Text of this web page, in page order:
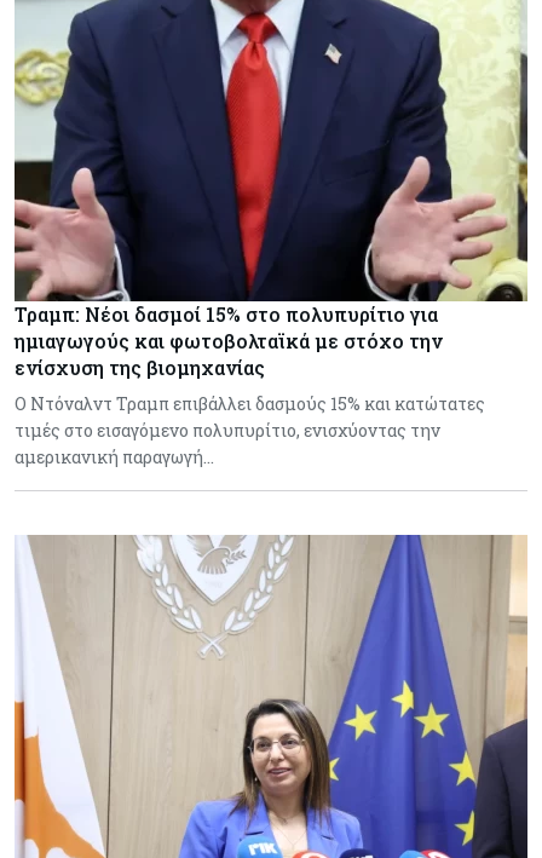
Τραμπ: Νέοι δασμοί 15% στο πολυπυρίτιο για
ημιαγωγούς και φωτοβολταϊκά με στόχο την
ενίσχυση της βιομηχανίας
Ο Ντόναλντ Τραμπ επιβάλλει δασμούς 15% και κατώτατες
τιμές στο εισαγόμενο πολυπυρίτιο, ενισχύοντας την
αμερικανική παραγωγή…